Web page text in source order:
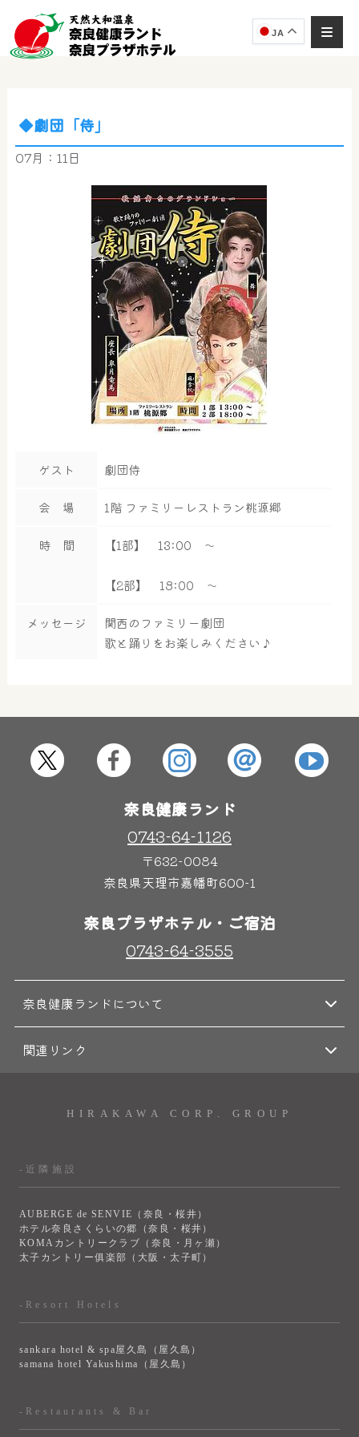
JA
奈良わんぱくランド
◆劇団「侍」
07月：11日
ゲスト 劇団侍
会 場 1階 ファミリーレストラン桃源郷
時 間 【1部】 13:00 ～
【2部】 18:00 ～
メッセージ
関西のファミリー劇団
歌と踊りをお楽しみください♪
奈良健康ランド
0743-64-1126
〒632-0084
奈良県天理市嘉幡町600-1
奈良プラザホテル・ご宿泊
0743-64-3555
奈良健康ランドについて
関連リンク
HIRAKAWA CORP. GROUP
-近隣施設
AUBERGE de SENVIE（奈良・桜井）
ホテル奈良さくらいの郷（奈良・桜井）
KOMAカントリークラブ（奈良・月ヶ瀬）
太子カントリー俱楽部（大阪・太子町）
-Resort Hotels
sankara hotel & spa屋久島（屋久島）
samana hotel Yakushima（屋久島）
-Restaurants & Bar
奈良健康ランド AIコンシェルジュです。
ご質問をお伺いします。